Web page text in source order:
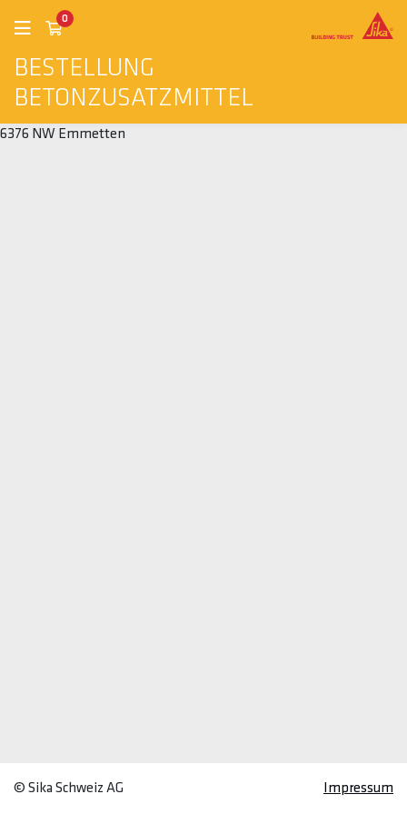
BESTELLUNG
BETONZUSATZMITTEL
0
6376 NW Emmetten
© Sika Schweiz AG Impressum